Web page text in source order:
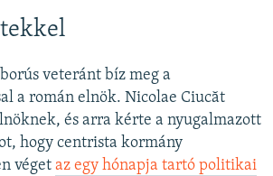
veteránt bíz meg a
a román elnök. Nicolae Ciucăt
és arra kérte a nyugalmazott
hogy centrista kormány
véget az egy hónapja tartó politikai